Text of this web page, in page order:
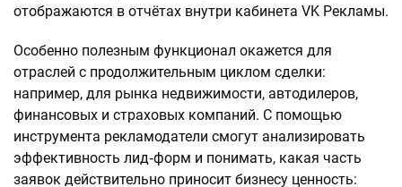
отображаются в отчётах внутри кабинета VK Рекламы.
Особенно полезным функционал окажется для
отраслей с продолжительным циклом сделки:
например, для рынка недвижимости, автодилеров,
финансовых и страховых компаний. С помощью
инструмента рекламодатели смогут анализировать
эффективность лид‑форм и понимать, какая часть
заявок действительно приносит бизнесу ценность: